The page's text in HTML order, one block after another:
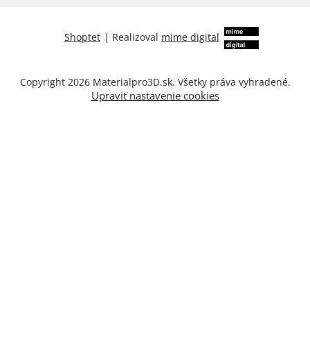
Shoptet | Realizoval mime digital
Copyright 2026 Materialpro3D.sk. Všetky práva vyhradené.
Upraviť nastavenie cookies